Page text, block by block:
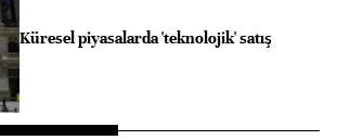
Küresel piyasalarda 'teknolojik' satış